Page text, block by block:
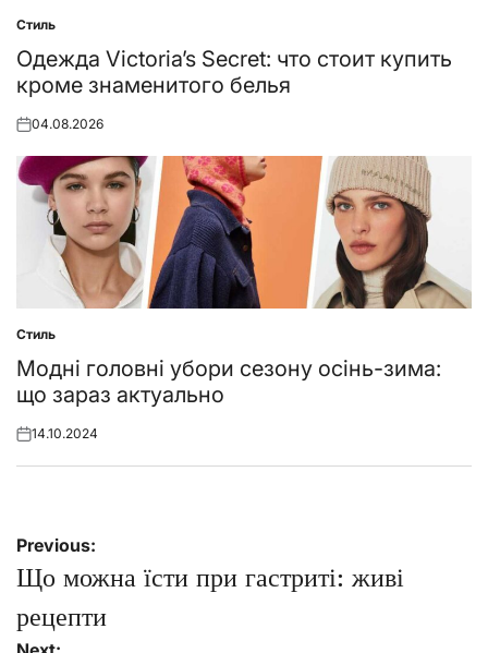
Posted
in
Стиль
Одежда Victoria’s Secret: что стоит купить
кроме знаменитого белья
Posted
04.08.2026
Posted
in
Стиль
Модні головні убори сезону осінь-зима:
що зараз актуально
Posted
14.10.2024
Навігація
записів
Previous:
Що можна їсти при гастриті: живі
рецепти